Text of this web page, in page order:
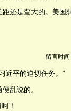
还是蛮大的。美国
留言时间
近平的迫切任务。”
乱说的。
！